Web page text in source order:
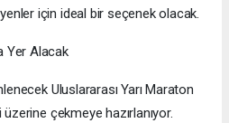
için ideal bir seçenek olacak.
Yer Alacak
Uluslararası Yarı Maraton
çekmeye hazırlanıyor.